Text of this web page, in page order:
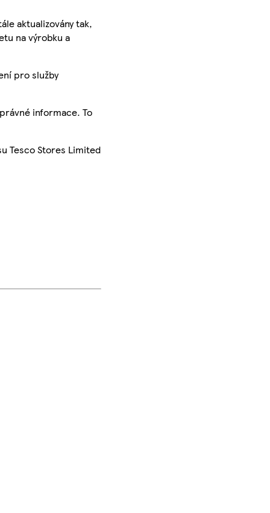
aktualizovány tak,
na výrobku a
pro služby
informace. To
Tesco Stores Limited